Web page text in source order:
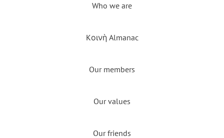
Who we are
Kοινὴ Almanac
Our members
Our values
Our friends